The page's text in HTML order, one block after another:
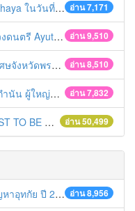
อ่าน 7,171
ธันวาคม 2560
อ่าน 9,510
of the bands
อ่าน 8,510
ศรีอยุธยา 2560
อ่าน 7,832
ใหญ่บ้าน ฯลฯ
อ่าน 50,499
ONE
อ่าน 8,956
ทกัย ปี 2561